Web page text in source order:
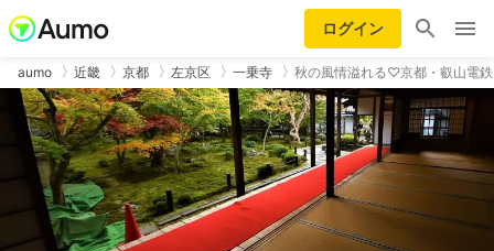
ログイン
aumo 近畿 京都 左京区 一乗寺 秋の風情溢れる♡京都・叡山電